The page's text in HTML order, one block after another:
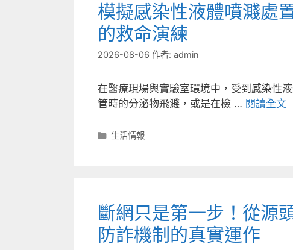
模擬感染性液體噴濺處
的救命演練
2026-08-06 作者: admin
在醫療現場與實驗室環境中，受到感染性
管時的分泌物飛濺，或是在檢 … 閱讀全文
分
生活情報
斷網只是第一步！從源
防詐機制的真實運作